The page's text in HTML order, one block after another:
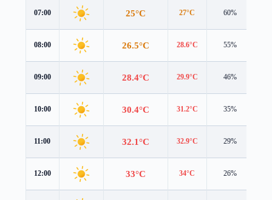
07:00 25°C 27°C 60%
08:00 26.5°C 28.6°C 55%
09:00 28.4°C 29.9°C 46%
10:00 30.4°C 31.2°C 35%
11:00 32.1°C 32.9°C 29%
12:00 33°C 34°C 26%